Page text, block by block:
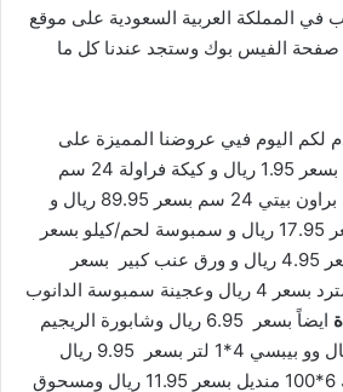
المملكة العربية السعودية على موقع
الفيس بوك وستجد عندنا كل ما
لكم اليوم فيي عروضنا المميزة على
الحلويات قطع كاتو ميني بسعر 1.95 ريال و كيكة فراولة 24 سم
بسعر 89.95 ريال و كيكة براون بيتي 24 سم بسعر 89.95 ريال و
معجنات مشكلة كبير بسعر 17.95 ريال و سمبوسة لحم/كيلو بسعر
27.95 ريال و باناكوتا بسعر 4.95 ريال و ورق عنب كبير بسعر
27.95 ريال و كريمة كاسترد بسعر 4 ريال وعجينة سمبوسة الدانوب
ايضاً بسعر 6.95 ريال وشابورة الريجيم
الدانوب بسعر 17.95 ريال وو بيبسي 4*1 لتر بسعر 9.95 ريال
ومناديل كلينكس كلاسيك 6*100 منديل بسعر 11.95 ريال ومسحوق